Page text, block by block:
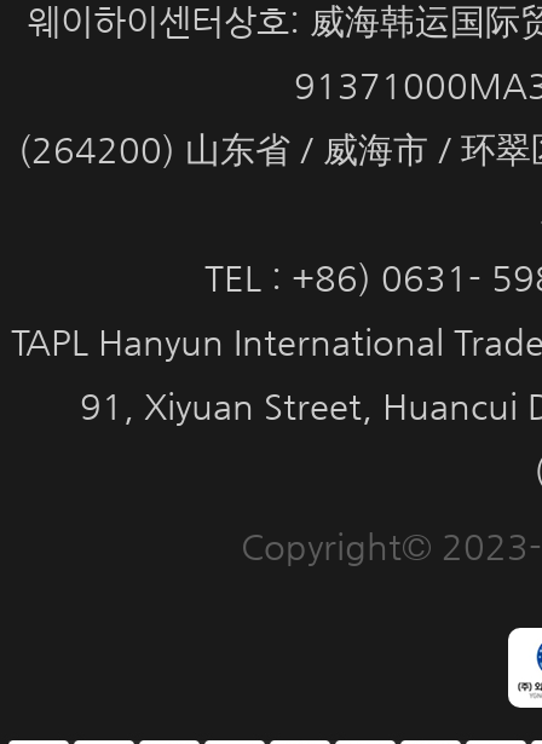
웨이하이센터상호: 威海韩运国
(264200) 山东省 / 威海市 / 环
TEL : +86) 0631-
TAPL Hanyun International
91, Xiyuan Street, Huancui
Copyright©